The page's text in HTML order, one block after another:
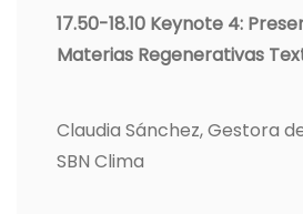
17.50-18.10 Keynote 4:
Materias Regenerativas
Claudia Sánchez, Gestora
SBN Clima